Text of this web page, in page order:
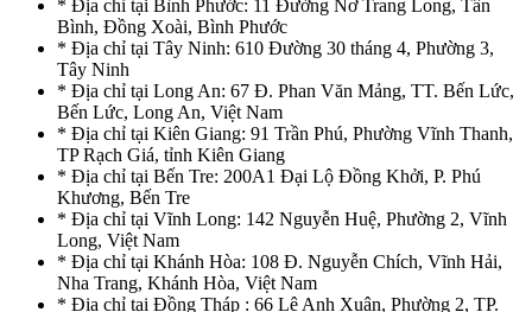
* Địa chỉ tại Bình Phước: 11 Đường Nơ Trang Long, Tân
Bình, Đồng Xoài, Bình Phước
* Địa chỉ tại Tây Ninh: 610 Đường 30 tháng 4, Phường 3,
Tây Ninh
* Địa chỉ tại Long An: 67 Đ. Phan Văn Mảng, TT. Bến Lức,
Bến Lức, Long An, Việt Nam
* Địa chỉ tại Kiên Giang: 91 Trần Phú, Phường Vĩnh Thanh,
TP Rạch Giá, tỉnh Kiên Giang
* Địa chỉ tại Bến Tre: 200A1 Đại Lộ Đồng Khởi, P. Phú
Khương, Bến Tre
* Địa chỉ tại Vĩnh Long: 142 Nguyễn Huệ, Phường 2, Vĩnh
Long, Việt Nam
* Địa chỉ tại Khánh Hòa: 108 Đ. Nguyễn Chích, Vĩnh Hải,
Nha Trang, Khánh Hòa, Việt Nam
* Địa chỉ tại Đồng Tháp : 66 Lê Anh Xuân, Phường 2, TP.